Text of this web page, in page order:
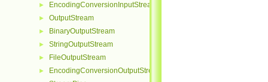
► EncodingConversionInputStream
► OutputStream
► BinaryOutputStream
► StringOutputStream
► FileOutputStream
► EncodingConversionOutputStream